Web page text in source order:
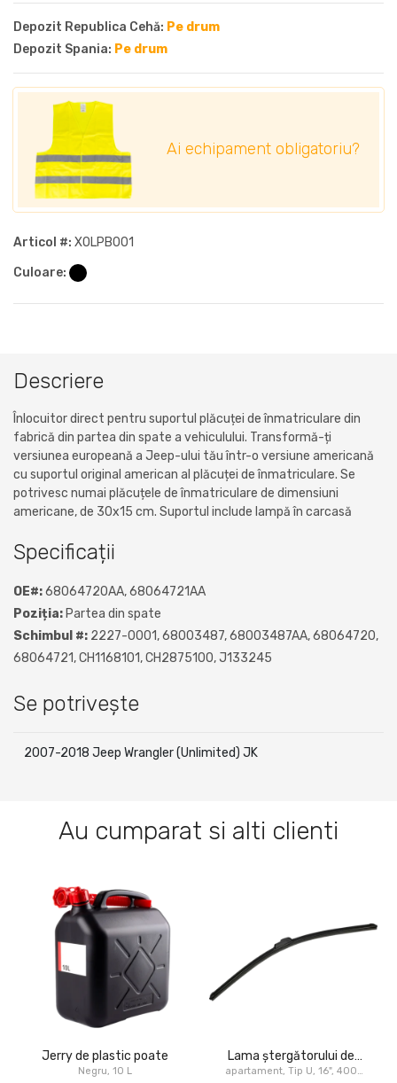
Depozit Republica Cehă: Pe drum
Depozit Spania: Pe drum
Ai echipament obligatoriu?
Articol #: XOLPB001
Culoare:
Descriere
Înlocuitor direct pentru suportul plăcuței de înmatriculare din
fabrică din partea din spate a vehiculului. Transformă-ți
versiunea europeană a Jeep-ului tău într-o versiune americană
cu suportul original american al plăcuței de înmatriculare. Se
potrivesc numai plăcuțele de înmatriculare de dimensiuni
americane, de 30x15 cm. Suportul include lampă în carcasă
Specificații
OE#:68064720AA, 68064721AA
Poziția: Partea din spate
Schimbul #: 2227-0001, 68003487, 68003487AA, 68064720,
68064721, CH1168101, CH2875100, J133245
Se potrivește
2007-2018 Jeep Wrangler (Unlimited) JK
Au cumparat si alti clienti
Jerry de plastic poate
Negru, 10 L
Lama ștergătorului de
parbriz
apartament, Tip U, 16", 400